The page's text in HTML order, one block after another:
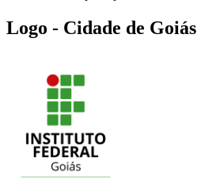
Logo - Cidade de Goiás